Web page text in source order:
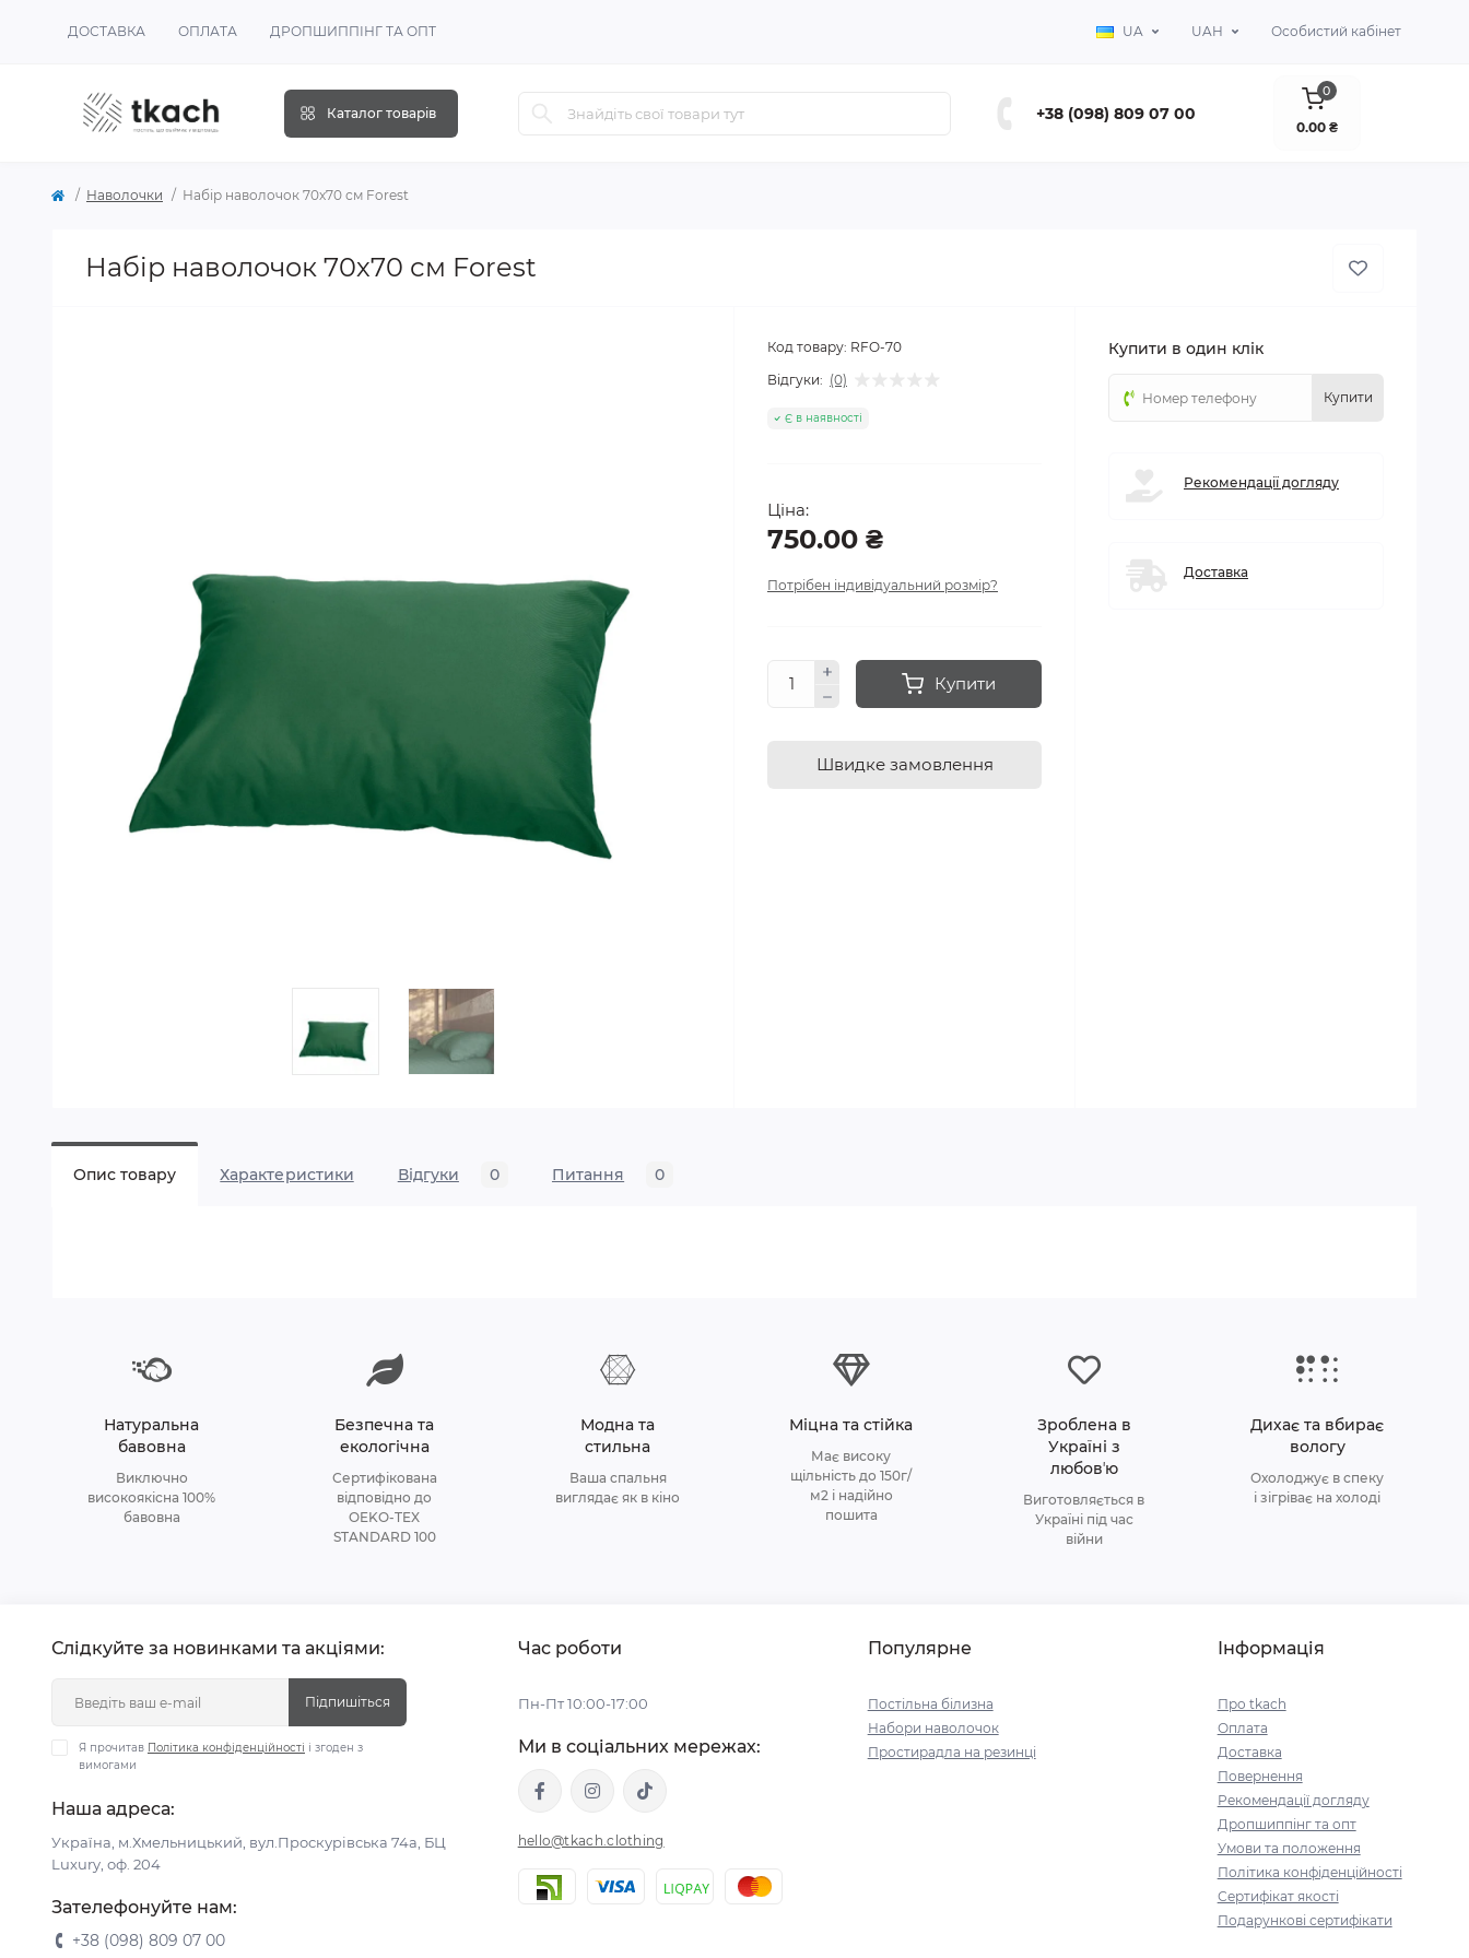
ДОСТАВКА ОПЛАТА ДРОПШИППІНГ ТА ОПТ UA UAH Особистий кабінет
Каталог товарів +38 (098) 809 07 00
0
0.00 ₴
Наволочки Набір наволочок 70х70 см Forest
Набір наволочок 70х70 см Forest
Код товару: RFO-70
Відгуки: (0)
Є в наявності
Ціна:
750.00 ₴
Потрібен індивідуальний розмір?
Купити
Швидке замовлення
Купити в один клік
Купити
Рекомендації догляду
Доставка
Опис товару Характеристики Відгуки 0 Питання 0
Натуральна
бавовна
Виключно
високоякісна 100%
бавовна
Безпечна та
екологічна
Сертифікована
відповідно до
OEKO-TEX
STANDARD 100
Модна та
стильна
Ваша спальня
виглядає як в кіно
Міцна та стійка
Має високу
щільність до 150г/
м2 і надійно
пошита
Зроблена в
Україні з
любовʼю
Виготовляється в
Україні під час
війни
Дихає та вбирає
вологу
Охолоджує в спеку
і зігріває на холоді
Слідкуйте за новинками та акціями:
Підпишіться
Я прочитав Політика конфіденційності і згоден з
вимогами
Наша адреса:
Україна, м.Хмельницький, вул.Проскурівська 74а, БЦ
Luxury, оф. 204
Зателефонуйте нам:
+38 (098) 809 07 00
Час роботи
Пн-Пт 10:00-17:00
Ми в соціальних мережах:
hello@tkach.clothing
Популярне
Постільна білизна
Набори наволочок
Простирадла на резинці
Інформація
Про tkach
Оплата
Доставка
Повернення
Рекомендації догляду
Дропшиппінг та опт
Умови та положення
Політика конфіденційності
Сертифікат якості
Подарункові сертифікати